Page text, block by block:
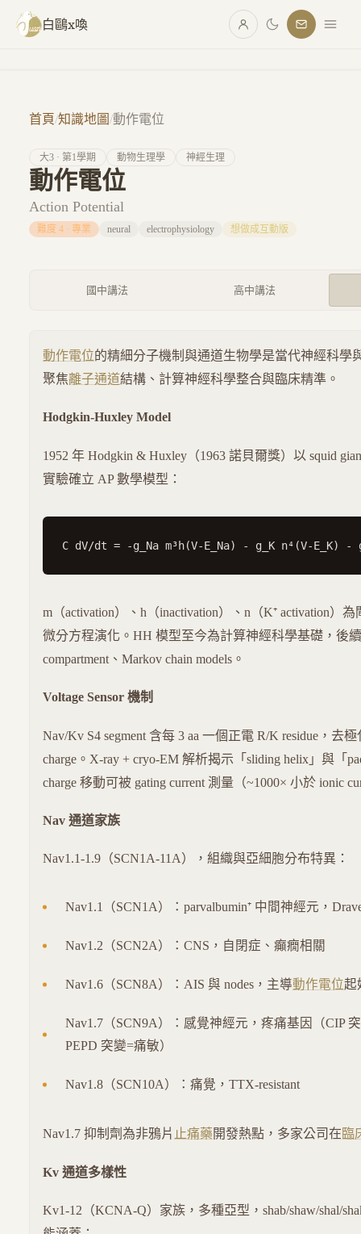
跳至主要內容
白鷗x喚
首頁/知識地圖/動作電位
大3 · 第1學期 動物生理學 神經生理
動作電位
Action Potential
難度 4 · 專業 neural electrophysiology 想做成互動版
國中講法 高中講法
動作電位的精細分子機制與通道生物學是當代神經科學
聚焦離子通道結構、計算神經科學整合與臨床精準。
Hodgkin-Huxley Model
1952 年 Hodgkin & Huxley（1963 諾貝爾獎）以 squid
實驗確立 AP 數學模型：
m（activation）、h（inactivation）、n（K⁺ activation）
微分方程演化。HH 模型至今為計算神經科學基礎，後
compartment、Markov chain models。
Voltage Sensor 機制
Nav/Kv S4 segment 含每 3 aa 一個正電 R/K residue，去
charge。X-ray + cryo-EM 解析揭示「sliding helix」與「
charge 移動可被 gating current 測量（~1000× 小於 ionic
Nav 通道家族
Nav1.1-1.9（SCN1A-11A），組織與亞細胞分布特異：
Nav1.1（SCN1A）：parvalbumin⁺ 中間神經元，
Nav1.2（SCN2A）：CNS，自閉症、癲癇相關
Nav1.6（SCN8A）：AIS 與 nodes，主導動作電位起
Nav1.7（SCN9A）：感覺神經元，疼痛基因（CIP
PEPD 突變=痛敏）
Nav1.8（SCN10A）：痛覺，TTX-resistant
Nav1.7 抑制劑為非鴉片 止痛藥開發熱點，多家公司在臨
Kv 通道多樣性
Kv1-12（KCNA-Q）家族，多種亞型，shab/shaw/shal/